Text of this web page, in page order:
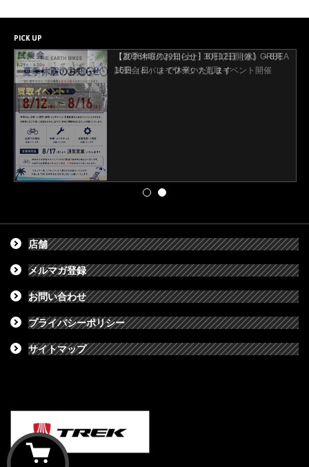
PICK UP
【2026年8月29日(土)・30日(日)開催】ORBEA
試乗会＆バレイワークス買取イベント開催
店舗
メルマガ登録
お問い合わせ
プライバシーポリシー
サイトマップ